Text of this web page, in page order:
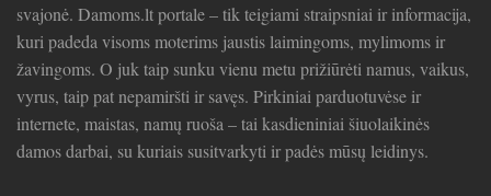
svajonė. Damoms.lt portale – tik teigiami straipsniai ir informacija,
kuri padeda visoms moterims jaustis laimingoms, mylimoms ir
žavingoms. O juk taip sunku vienu metu prižiūrėti namus, vaikus,
vyrus, taip pat nepamiršti ir savęs. Pirkiniai parduotuvėse ir
internete, maistas, namų ruoša – tai kasdieniniai šiuolaikinės
damos darbai, su kuriais susitvarkyti ir padės mūsų leidinys.